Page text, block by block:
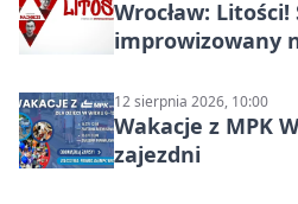
Wrocław:
improwizowany
12 sierpnia 2026, 10:00
Wakacje z MPK
zajezdni